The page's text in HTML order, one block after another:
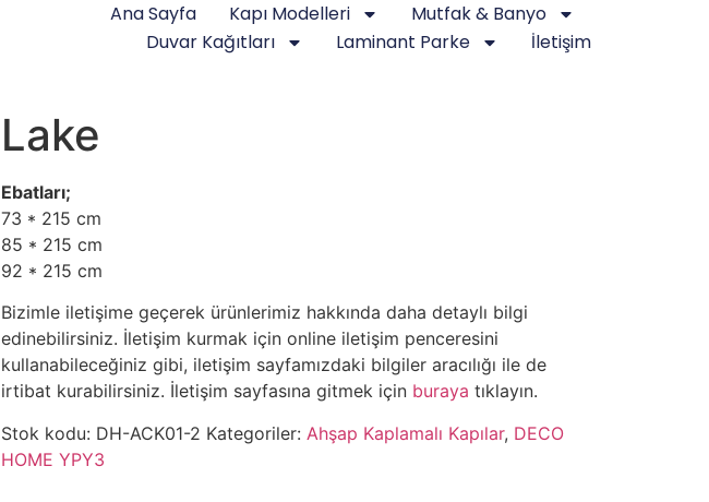
Ana Sayfa Kapı Modelleri
Mutfak & Banyo
Duvar Kağıtları
Laminant Parke İletişim
Lake
Ebatları;
73 * 215 cm
85 * 215 cm
92 * 215 cm
Bizimle iletişime geçerek ürünlerimiz hakkında daha detaylı bilgi
edinebilirsiniz. İletişim kurmak için online iletişim penceresini
kullanabileceğiniz gibi, iletişim sayfamızdaki bilgiler aracılığı ile de
irtibat kurabilirsiniz. İletişim sayfasına gitmek için buraya tıklayın.
Stok kodu: DH-ACK01-2 Kategoriler: Ahşap Kaplamalı Kapılar, DECO
HOME YPY3